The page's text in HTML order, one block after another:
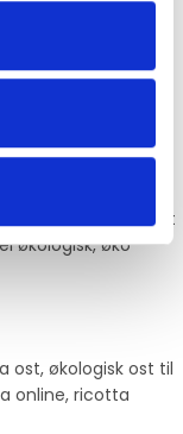
den
portioner eller
150 g, økologisk ost
økologisk, øko
ost, økologisk ost til
online, ricotta